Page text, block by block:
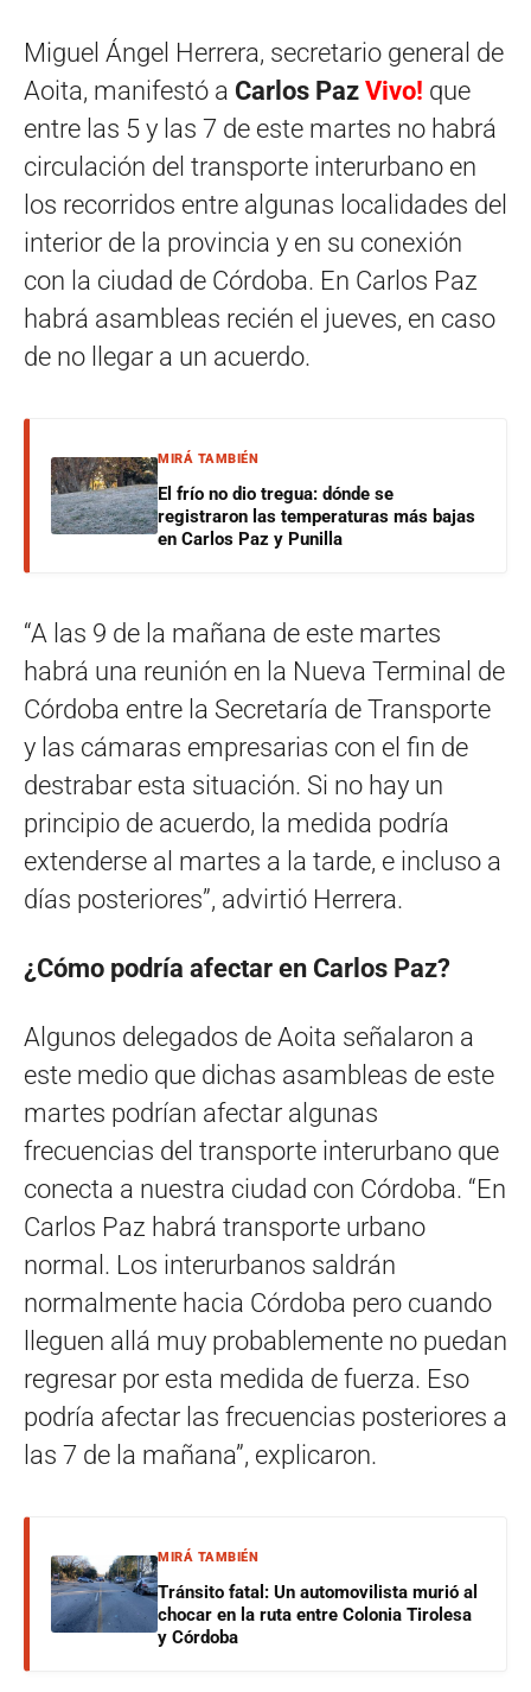
Miguel Ángel Herrera, secretario general de
Aoita, manifestó a Carlos Paz Vivo! que
entre las 5 y las 7 de este martes no habrá
circulación del transporte interurbano en
los recorridos entre algunas localidades del
interior de la provincia y en su conexión
con la ciudad de Córdoba. En Carlos Paz
habrá asambleas recién el jueves, en caso
de no llegar a un acuerdo.
MIRÁ TAMBIÉN
El frío no dio tregua: dónde se
registraron las temperaturas más bajas
en Carlos Paz y Punilla
“A las 9 de la mañana de este martes
habrá una reunión en la Nueva Terminal de
Córdoba entre la Secretaría de Transporte
y las cámaras empresarias con el fin de
destrabar esta situación. Si no hay un
principio de acuerdo, la medida podría
extenderse al martes a la tarde, e incluso a
días posteriores”, advirtió Herrera.
¿Cómo podría afectar en Carlos Paz?
Algunos delegados de Aoita señalaron a
este medio que dichas asambleas de este
martes podrían afectar algunas
frecuencias del transporte interurbano que
conecta a nuestra ciudad con Córdoba. “En
Carlos Paz habrá transporte urbano
normal. Los interurbanos saldrán
normalmente hacia Córdoba pero cuando
lleguen allá muy probablemente no puedan
regresar por esta medida de fuerza. Eso
podría afectar las frecuencias posteriores a
las 7 de la mañana”, explicaron.
MIRÁ TAMBIÉN
Tránsito fatal: Un automovilista murió al
chocar en la ruta entre Colonia Tirolesa
y Córdoba